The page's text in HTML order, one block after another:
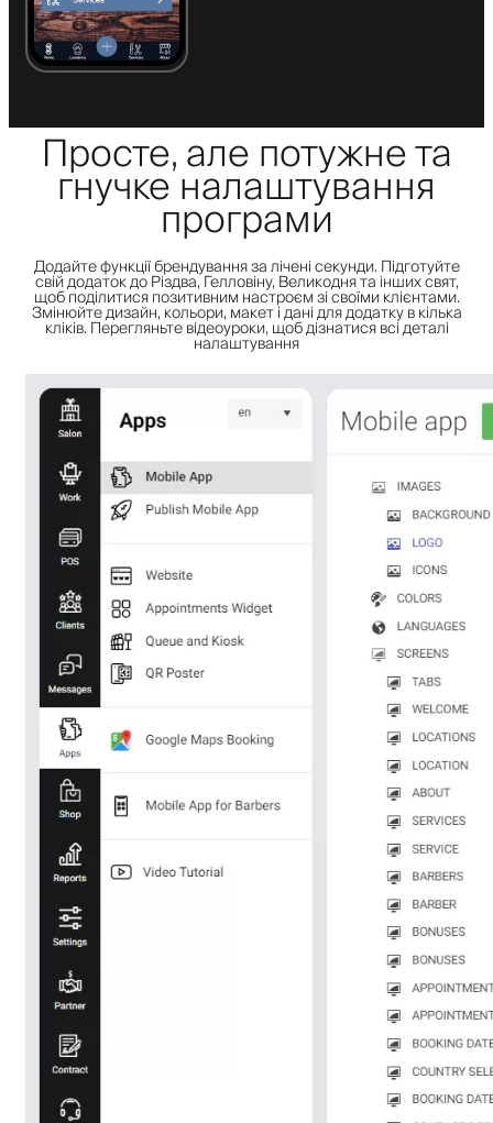
Просте, але потужне та
гнучке налаштування
програми
Додайте функції брендування за лічені секунди. Підготуйте
свій додаток до Різдва, Гелловіну, Великодня та інших свят,
щоб поділитися позитивним настроєм зі своїми клієнтами.
Змінюйте дизайн, кольори, макет і дані для додатку в кілька
кліків. Перегляньте відеоуроки, щоб дізнатися всі деталі
налаштування